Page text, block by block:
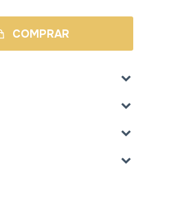
COMPRAR